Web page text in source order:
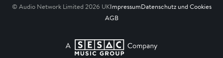
© Audio Network Limited 2026 UKImpressumDatenschutz und Cookies
AGB
A SESAC Company